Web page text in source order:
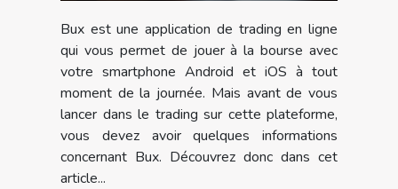
Bux est une application de trading en ligne
qui vous permet de jouer à la bourse avec
votre smartphone Android et iOS à tout
moment de la journée. Mais avant de vous
lancer dans le trading sur cette plateforme,
vous devez avoir quelques informations
concernant Bux. Découvrez donc dans cet
article...